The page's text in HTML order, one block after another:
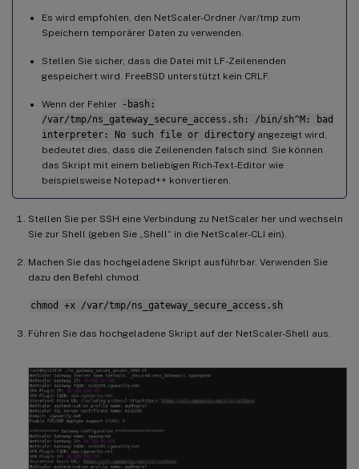
Es wird empfohlen, den NetScaler-Ordner /var/tmp zum
Speichern temporärer Daten zu verwenden.
Stellen Sie sicher, dass die Datei mit LF-Zeilenenden
gespeichert wird. FreeBSD unterstützt kein CRLF.
Wenn der Fehler -bash:
/var/tmp/ns_gateway_secure_access.sh: /bin/sh^M: bad
interpreter: No such file or directory angezeigt wird,
bedeutet dies, dass die Zeilenenden falsch sind. Sie können
das Skript mit einem beliebigen Rich-Text-Editor wie
beispielsweise Notepad++ konvertieren.
Stellen Sie per SSH eine Verbindung zu NetScaler her und wechseln
Sie zur Shell (geben Sie „Shell“ in die NetScaler-CLI ein).
Machen Sie das hochgeladene Skript ausführbar. Verwenden Sie
dazu den Befehl chmod.
chmod +x /var/tmp/ns_gateway_secure_access.sh
Führen Sie das hochgeladene Skript auf der NetScaler-Shell aus.